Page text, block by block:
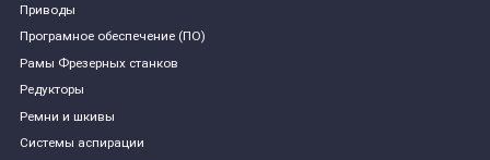
Приводы
Програмное обеспечение (ПО)
Рамы Фрезерных станков
Редукторы
Ремни и шкивы
Системы аспирации